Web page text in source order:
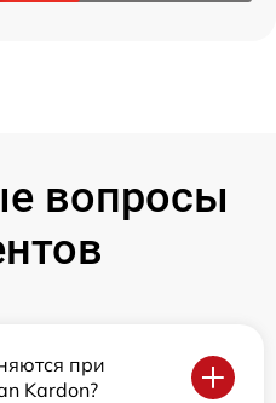
вопросы
при
Kardon?